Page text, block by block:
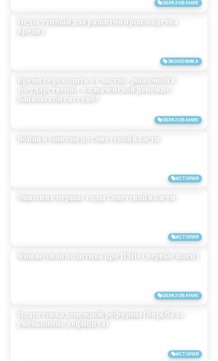
ОБРАЗОВАНИЕ
ЭКОНОМИКА
Недоступный для развития производства
кредит
ОБРАЗОВАНИЕ
Время переходить от частно-рыночной к
государственно-казначейской денежно-
банковской системе?
ИСТОРИЯ
Война и эмиссия до Советской власти
ИСТОРИЯ
Эмиссия в первые годы Советской власти
ОБРАЗОВАНИЕ
Финансовая политика при НЭПе (первые шаги)
ИСТОРИЯ
Подготовка денежной реформы (борьба за
уменьшение дефицита)